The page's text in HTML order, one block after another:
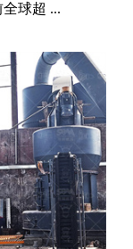
球超 ...